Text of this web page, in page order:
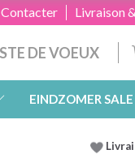
Livraison
DE VOEUX
EINDZOMER SALE